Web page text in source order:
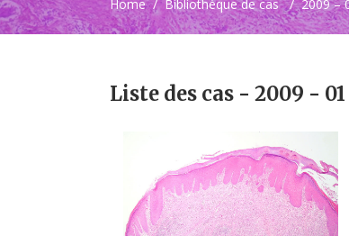
Home/Bibliothèque de cas /2009 –
Liste des cas - 2009 -